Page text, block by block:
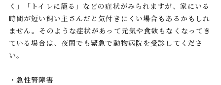
く」「トイレに籠る」などの症状がみられますが、家にいる
時間が短い飼い主さんだと気付きにくい場合もあるかもしれ
ません。そのような症状があって元気や食欲もなくなってき
ている場合は、夜間でも緊急で動物病院を受診してくださ
い。
・急性腎障害